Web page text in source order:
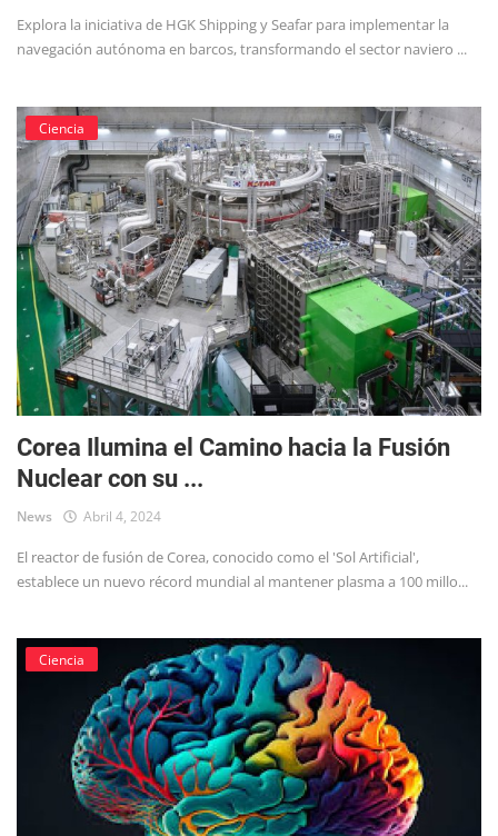
Explora la iniciativa de HGK Shipping y Seafar para implementar la
navegación autónoma en barcos, transformando el sector naviero ...
Ciencia
Corea Ilumina el Camino hacia la Fusión
Nuclear con su ...
News Abril 4, 2024
El reactor de fusión de Corea, conocido como el 'Sol Artificial',
establece un nuevo récord mundial al mantener plasma a 100 millo...
Ciencia